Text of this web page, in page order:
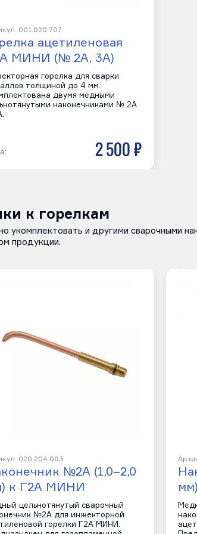
001.020.707
ацетиленовая
МИНИ (№ 2А, 3А)
горелка для сварки
толщиной до 4 мм.
двумя медными
наконечниками № 2А
2 500 р
к горелкам
укомплектовать и другими сварочными
продукции.
020.204.003
№2А (1,0–2,0
к Г2А МИНИ
цельнотянутый сварочный
№2А для инжекторной
горелки Г2А МИНИ.